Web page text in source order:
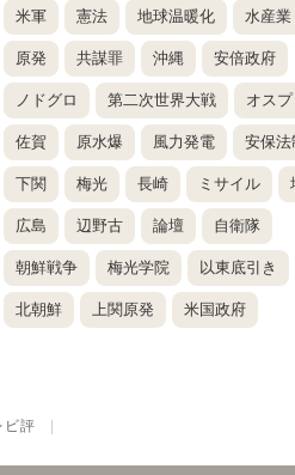
米軍 憲法 地球温暖化 水産業
原発 共謀罪 沖縄 安倍政府
ノドグロ 第二次世界大戦 オスプ
佐賀 原水爆 風力発電 安保法
下関 梅光 長崎 ミサイル
広島 辺野古 論壇 自衛隊
朝鮮戦争 梅光学院 以東底引き
北朝鮮 上関原発 米国政府
ビ評